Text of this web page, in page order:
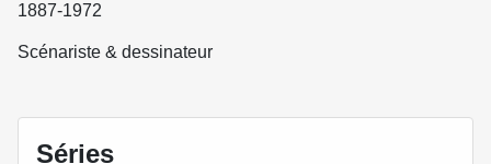
1887-1972
Scénariste & dessinateur
Séries